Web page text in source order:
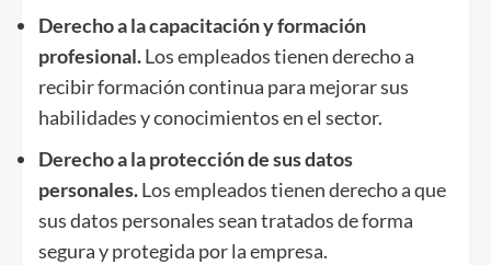
Derecho a la capacitación y formación
profesional.Los empleados tienen derecho a
recibir formación continua para mejorar sus
habilidades y conocimientos en el sector.
Derecho a la protección de sus datos
personales.Los empleados tienen derecho a que
sus datos personales sean tratados de forma
segura y protegida por la empresa.